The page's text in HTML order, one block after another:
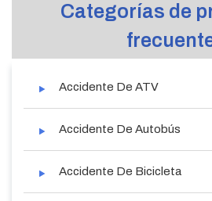
Categorías de
Accidente De ATV
Accidente De Autobús
Accidente De Bicicleta